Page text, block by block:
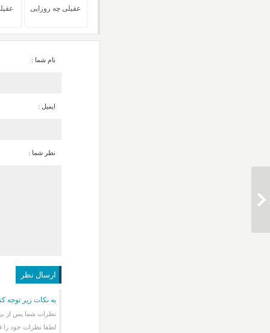
عقیلی چه روزایی
نام شما :
ایمیل :
نظر شما :
به نکات زیر توجه
نظرات شما پس از
لطفا نظرات خود را